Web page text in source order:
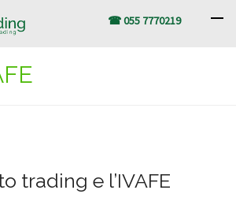
☎ 055 7770219
trading e l’IVAFE